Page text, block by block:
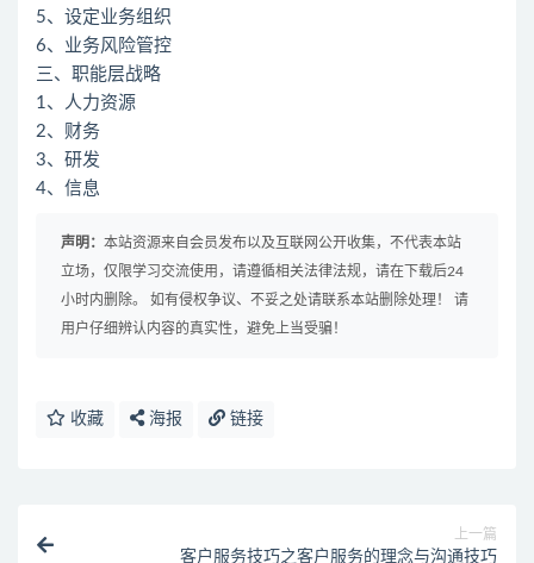
5、设定业务组织
6、业务风险管控
三、职能层战略
1、人力资源
2、财务
3、研发
4、信息
声明： 本站资源来自会员发布以及互联网公开收集，不代表本站
立场，仅限学习交流使用，请遵循相关法律法规，请在下载后24
小时内删除。 如有侵权争议、不妥之处请联系本站删除处理！ 请
用户仔细辨认内容的真实性，避免上当受骗！
收藏 海报 链接
上一篇
客户服务技巧之客户服务的理念与沟通技巧